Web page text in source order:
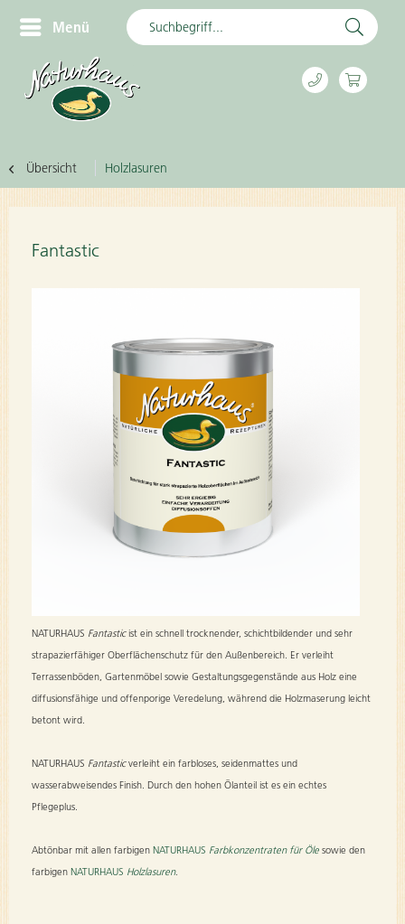
Menü
Übersicht Holzlasuren
Fantastic
NATURHAUS Fantasticist ein schnell trocknender, schichtbildender und sehr
strapazierfähiger Oberflächenschutz für den Außenbereich. Er verleiht
Terrassenböden, Gartenmöbel sowie Gestaltungsgegenstände aus Holz eine
diffusionsfähige und offenporige Veredelung, während die Holzmaserung leicht
betont wird.
NATURHAUS Fantasticverleiht ein farbloses, seidenmattes und
wasserabweisendes Finish. Durch den hohen Ölanteil ist es ein echtes
Pflegeplus.
Abtönbar mit allen farbigen NATURHAUS Farbkonzentraten für Öle sowie den
farbigen NATURHAUS Holzlasuren.